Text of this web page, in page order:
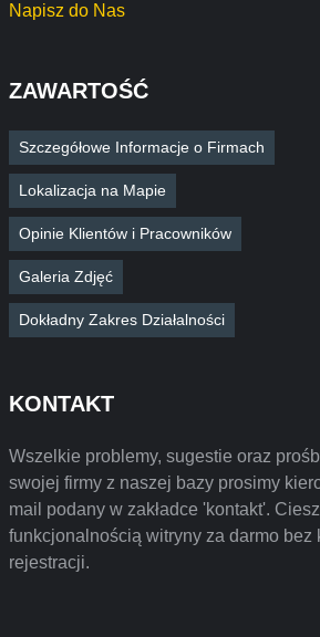
Napisz do Nas
ZAWARTOŚĆ
Szczegółowe Informacje o Firmach
Lokalizacja na Mapie
Opinie Klientów i Pracowników
Galeria Zdjęć
Dokładny Zakres Działalności
KONTAKT
Wszelkie problemy, sugestie oraz
swojej firmy z naszej bazy prosimy
mail podany w zakładce 'kontakt'.
funkcjonalnością witryny za darmo bez
rejestracji.